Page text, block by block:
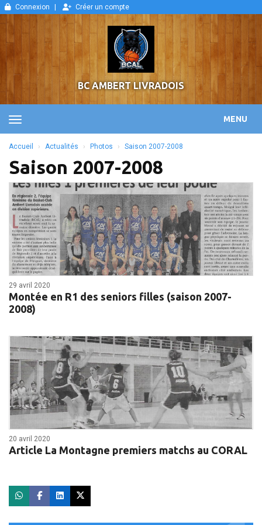
Connexion Créer un compte
BC AMBERT LIVRADOIS
MENU
Accueil Actualités Photos Saison 2007-2008
Saison 2007-2008
29 avril 2020
Montée en R1 des seniors filles (saison 2007-
2008)
20 avril 2020
Article La Montagne premiers matchs au CORAL
Panneau de gestion des cookies